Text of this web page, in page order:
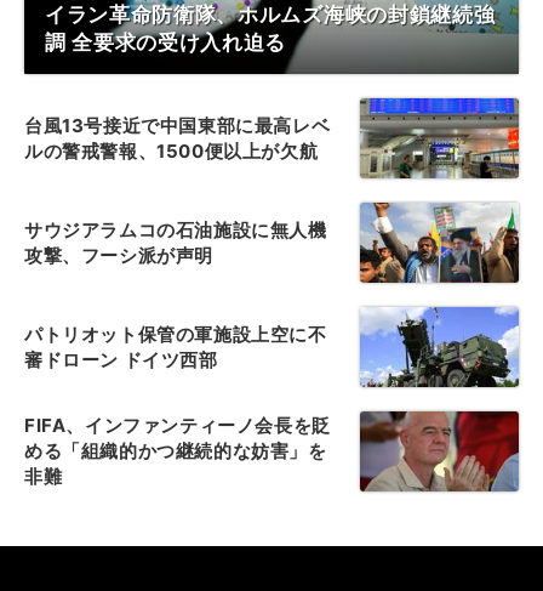
イラン革命防衛隊、ホルムズ海峡の封鎖継続強
調 全要求の受け入れ迫る
台風13号接近で中国東部に最高レベ
ルの警戒警報、1500便以上が欠航
サウジアラムコの石油施設に無人機
攻撃、フーシ派が声明
パトリオット保管の軍施設上空に不
審ドローン ドイツ西部
FIFA、インファンティーノ会長を貶
める「組織的かつ継続的な妨害」を
非難